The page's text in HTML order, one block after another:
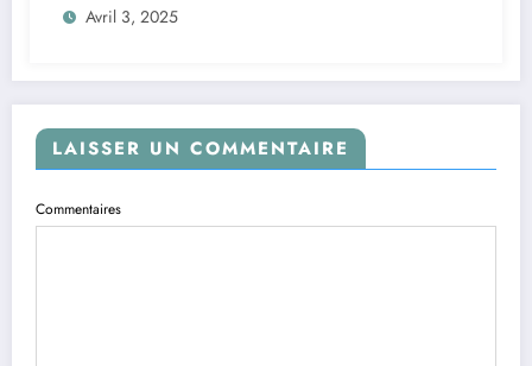
Avril 3, 2025
LAISSER UN COMMENTAIRE
Commentaires